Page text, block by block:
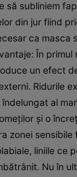
să subliniem
din jur fiind
ca
În
un efect
Ridurile
al
şi o
zonei
liniile ce
Nu în